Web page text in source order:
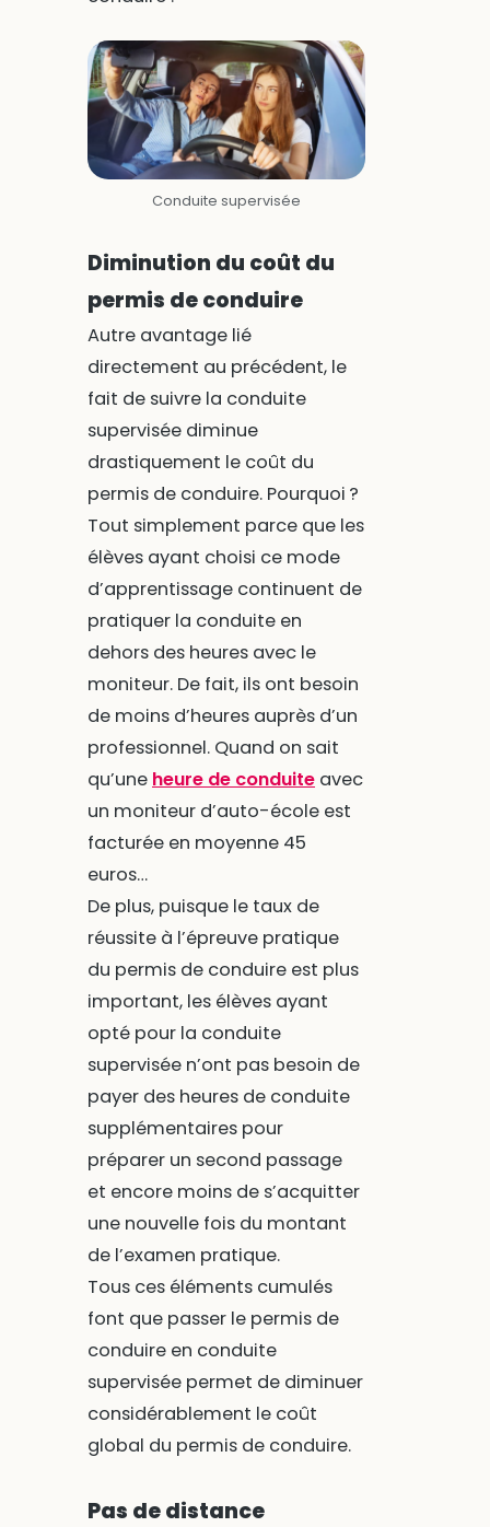
Conduite supervisée
Diminution du coût du
permis de conduire
Autre avantage lié
directement au précédent, le
fait de suivre la conduite
supervisée diminue
drastiquement le coût du
permis de conduire. Pourquoi ?
Tout simplement parce que les
élèves ayant choisi ce mode
d’apprentissage continuent de
pratiquer la conduite en
dehors des heures avec le
moniteur. De fait, ils ont besoin
de moins d’heures auprès d’un
professionnel. Quand on sait
qu’une heure de conduiteavec
un moniteur d’auto-école est
facturée en moyenne 45
euros…
De plus, puisque le taux de
réussite à l’épreuve pratique
du permis de conduire est plus
important, les élèves ayant
opté pour la conduite
supervisée n’ont pas besoin de
payer des heures de conduite
supplémentaires pour
préparer un second passage
et encore moins de s’acquitter
une nouvelle fois du montant
de l’examen pratique.
Tous ces éléments cumulés
font que passer le permis de
conduire en conduite
supervisée permet de diminuer
considérablement le coût
global du permis de conduire.
Pas de distance